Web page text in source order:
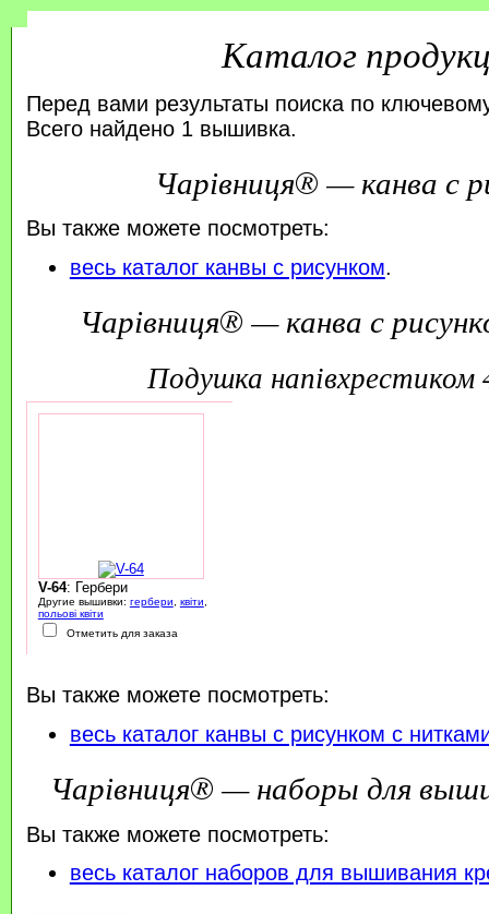
Каталог
Перед вами результаты поиска по
Всего найдено 1 вышивка.
Чарівниця® — канва с
Вы также можете посмотреть:
весь каталог канвы с рисунком.
Чарівниця® — канва с
подушка
V-64: Гербери
Другие вышивки: гербери квіти
польові квіти
Отметить для заказа
Вы также можете посмотреть:
весь каталог канвы с рисунком с
Чарівниця® — наборы для
Вы также можете посмотреть:
весь каталог наборов для вышивания